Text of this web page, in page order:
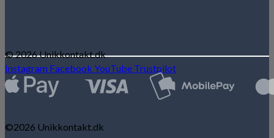
Instagram Facebook YouTube Trustpilot
© 2026 Unikkontakt.dk
©2026 Unikkontakt.dk